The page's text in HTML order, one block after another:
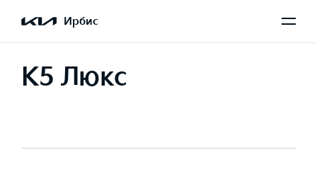
Ирбис
K5 Люкс